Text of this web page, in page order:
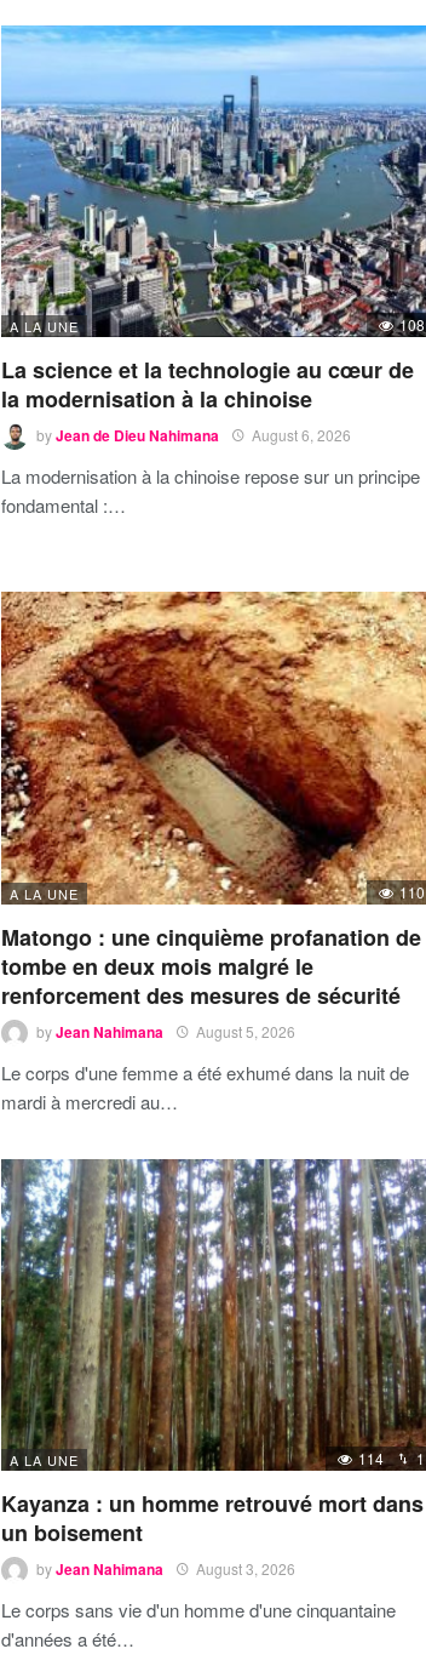
A LA UNE 108
La science et la technologie au cœur de
la modernisation à la chinoise
byJean de Dieu Nahimana August 6, 2026
La modernisation à la chinoise repose sur un principe
fondamental :…
A LA UNE 110
Matongo : une cinquième profanation de
tombe en deux mois malgré le
renforcement des mesures de sécurité
byJean Nahimana August 5, 2026
Le corps d'une femme a été exhumé dans la nuit de
mardi à mercredi au…
A LA UNE 114 1
Kayanza : un homme retrouvé mort dans
un boisement
byJean Nahimana August 3, 2026
Le corps sans vie d'un homme d'une cinquantaine
d'années a été…